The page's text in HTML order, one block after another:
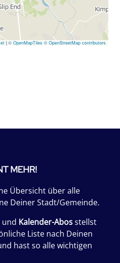
| © OpenMapTiles © OpenStreetMap contributors
MEHR!
Übersicht über alle
Deiner Stadt/Gemeinde.
und Kalender-Abosstellst
Liste nach Deinen
hast so alle wichtigen